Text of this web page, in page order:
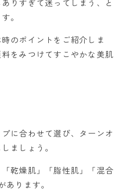
。
のポイントをご紹介しま
をみつけてすこやかな美肌
に合わせて選び、ターンオ
ましょう。
乾燥肌」「脂性肌」「混合
ります。